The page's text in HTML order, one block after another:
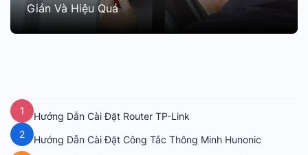
Giản Và Hiệu Quả
1
Hướng Dẫn Cài Đặt Router TP-Link
2
Hướng Dẫn Cài Đặt Công Tắc Thông Minh Hunonic